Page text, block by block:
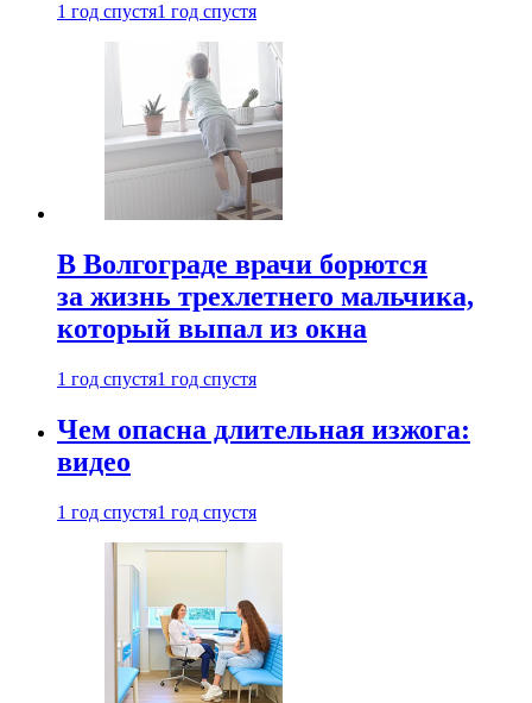
1 год спустя1 год спустя
В Волгограде врачи борются
за жизнь трехлетнего мальчика,
который выпал из окна
1 год спустя1 год спустя
Чем опасна длительная изжога:
видео
1 год спустя1 год спустя